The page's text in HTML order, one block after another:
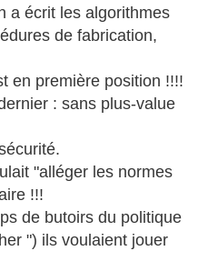
a écrit les algorithmes
de fabrication,
en première position !!!!
: sans plus-value
"alléger les normes
!!!
de butoirs du politique
") ils voulaient jouer